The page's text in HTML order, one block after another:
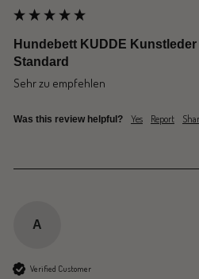
Hundebett KUDDE Kunstleder
Standard
Sehr zu empfehlen
Was this review helpful? Yes Report
A
Verified Customer